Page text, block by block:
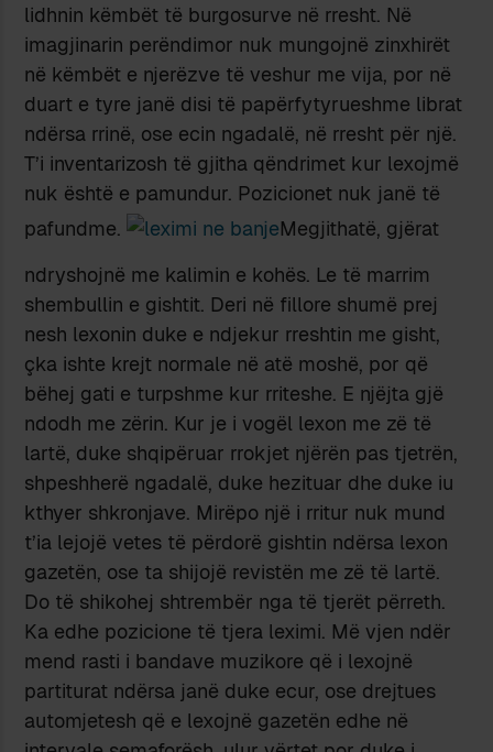
lidhnin këmbët të burgosurve në rresht. Në
imagjinarin perëndimor nuk mungojnë zinxhirët
në këmbët e njerëzve të veshur me vija, por në
duart e tyre janë disi të papërfytyrueshme librat
ndërsa rrinë, ose ecin ngadalë, në rresht për një.
T’i inventarizosh të gjitha qëndrimet kur lexojmë
nuk është e pamundur. Pozicionet nuk janë të
pafundme.
Megjithatë, gjërat
ndryshojnë me kalimin e kohës. Le të marrim
shembullin e gishtit. Deri në fillore shumë prej
nesh lexonin duke e ndjekur rreshtin me gisht,
çka ishte krejt normale në atë moshë, por që
bëhej gati e turpshme kur rriteshe. E njëjta gjë
ndodh me zërin. Kur je i vogël lexon me zë të
lartë, duke shqipëruar rrokjet njërën pas tjetrën,
shpeshherë ngadalë, duke hezituar dhe duke iu
kthyer shkronjave. Mirëpo një i rritur nuk mund
t’ia lejojë vetes të përdorë gishtin ndërsa lexon
gazetën, ose ta shijojë revistën me zë të lartë.
Do të shikohej shtrembër nga të tjerët përreth.
Ka edhe pozicione të tjera leximi. Më vjen ndër
mend rasti i bandave muzikore që i lexojnë
partiturat ndërsa janë duke ecur, ose drejtues
automjetesh që e lexojnë gazetën edhe në